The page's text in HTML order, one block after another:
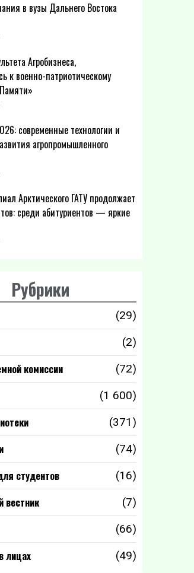
в вузы Дальнего Востока
Агробизнеса,
к военно-патриотическому
современные технологии и
агропромышленного
Арктического ГАТУ продолжает
среди абитуриентов — яркие
Рубрики
(29)
(2)
комиссии (72)
(1 600)
(371)
(74)
студентов (16)
вестник (7)
(66)
лицах (49)